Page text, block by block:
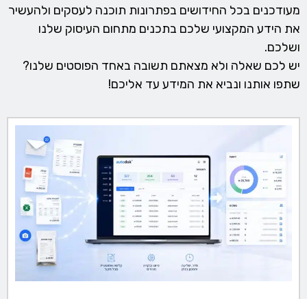
מעודכנים בכל החידושים בפתרונות תוכנה לעסקים ולהעשיר
את הידע המקצועי שלכם בתכנים מתחום העיסוק שלנו
ושלכם.
יש לכם שאלה ולא מצאתם תשובה באחד הפוסטים שלנו?
שתפו אותנו ונביא את המידע עד אליכם!